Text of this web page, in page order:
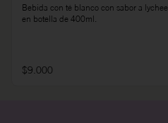
Bebida con té blanco con sabor a lychee
en botella de 400ml.
$9.000